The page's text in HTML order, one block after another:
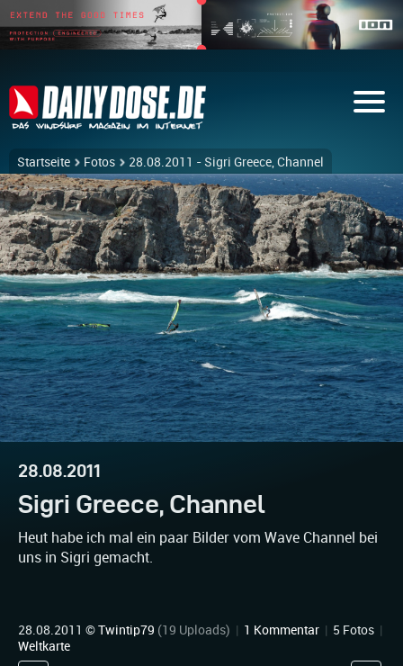
Startseite Fotos 28.08.2011 - Sigri Greece, Channel
28.08.2011
Sigri Greece, Channel
Heut habe ich mal ein paar Bilder vom Wave Channel bei
uns in Sigri gemacht.
28.08.2011 ©Twintip79 (19 Uploads) | 1 Kommentar | 5 Fotos |
Weltkarte